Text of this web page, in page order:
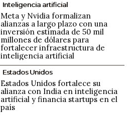
Inteligencia artificial
Meta y Nvidia formalizan
alianzas a largo plazo con una
inversión estimada de 50 mil
millones de dólares para
fortalecer infraestructura de
inteligencia artificial
Estados Unidos
Estados Unidos fortalece su
alianza con India en inteligencia
artificial y financia startups en el
país